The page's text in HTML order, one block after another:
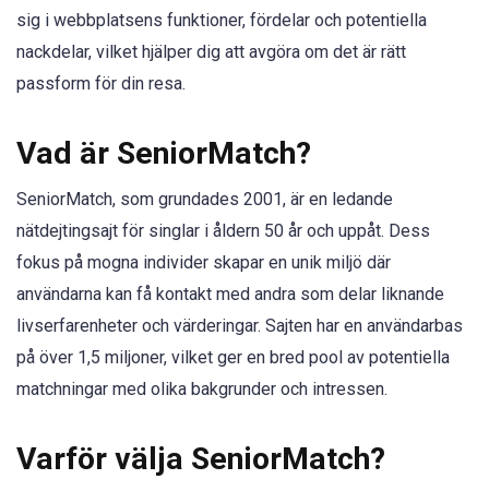
sig i webbplatsens funktioner, fördelar och potentiella
nackdelar, vilket hjälper dig att avgöra om det är rätt
passform för din resa.
Vad är SeniorMatch?
SeniorMatch, som grundades 2001, är en ledande
nätdejtingsajt för singlar i åldern 50 år och uppåt. Dess
fokus på mogna individer skapar en unik miljö där
användarna kan få kontakt med andra som delar liknande
livserfarenheter och värderingar. Sajten har en användarbas
på över 1,5 miljoner, vilket ger en bred pool av potentiella
matchningar med olika bakgrunder och intressen.
Varför välja SeniorMatch?